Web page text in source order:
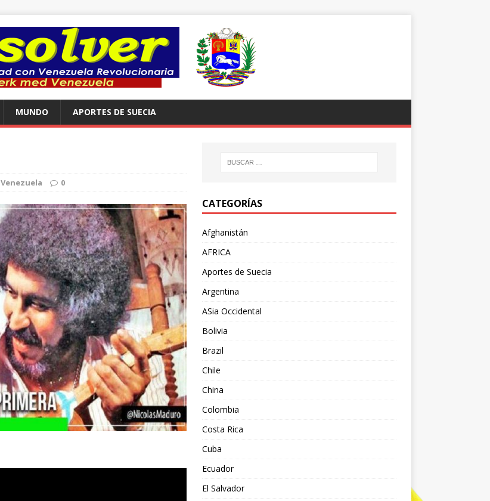
MUNDO APORTES DE SUECIA
Venezuela 0
CATEGORÍAS
Afghanistán
AFRICA
Aportes de Suecia
Argentina
ASia Occidental
Bolivia
Brazil
Chile
China
Colombia
Costa Rica
Cuba
Ecuador
El Salvador